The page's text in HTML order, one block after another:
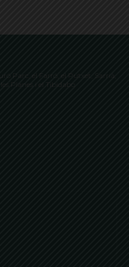
Parc, el Farró, el Putxet, Sarrià,
Planes i el Tibidabo